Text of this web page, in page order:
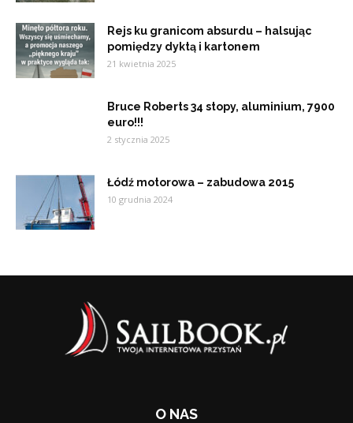
Rejs ku granicom absurdu – halsując
pomiędzy dyktą i kartonem
21 kwietnia 2025
Bruce Roberts 34 stopy, aluminium, 7900
euro!!!
2 stycznia 2025
Łódź motorowa – zabudowa 2015
10 grudnia 2024
O NAS